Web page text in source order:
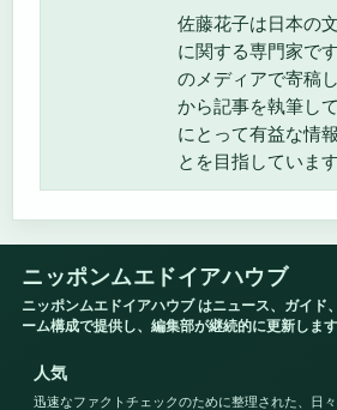
佐藤花子は日本の
に関する専門家で
のメディアで寄稿
から記事を執筆し
にとって有益な情
とを目指しています
ニッポンムエドイアハウブ
ニッポンムエドイアハウブ はニュース、ガイド
ーム構成で提供し、編集部が継続的に更新します
人気
迅速なファクトチェックのために整理された、日